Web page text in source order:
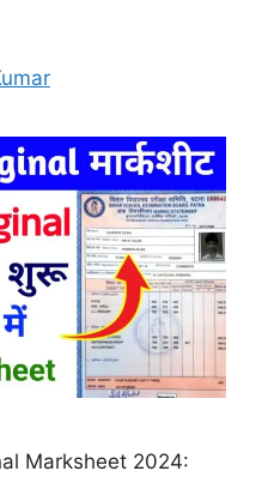
Marksheet 2024: